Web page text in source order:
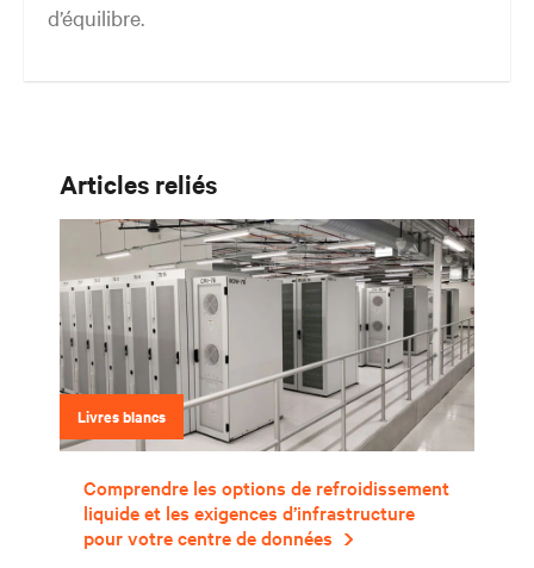
d’équilibre.
Articles reliés
Livres blancs
Comprendre les options de refroidissement
liquide et les exigences d’infrastructure
pour votre centre de données